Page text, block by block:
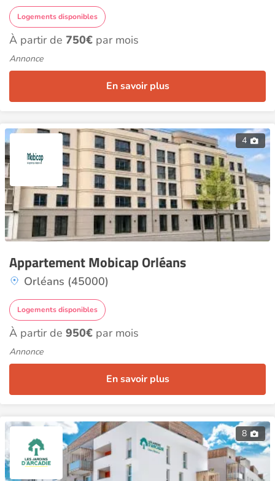
Logements disponibles
À partir de 750€ par mois
Annonce
En savoir plus
4
Appartement Mobicap Orléans
Orléans (45000)
Logements disponibles
À partir de 950€ par mois
Annonce
En savoir plus
8